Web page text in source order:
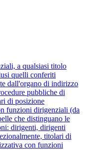
a qualsiasi titolo
quelli conferiti
dall'organo di indirizzo
pubbliche di
di posizione
funzioni dirigenziali (da
che distinguano le
dirigenti, dirigenti
titolari di
con funzioni